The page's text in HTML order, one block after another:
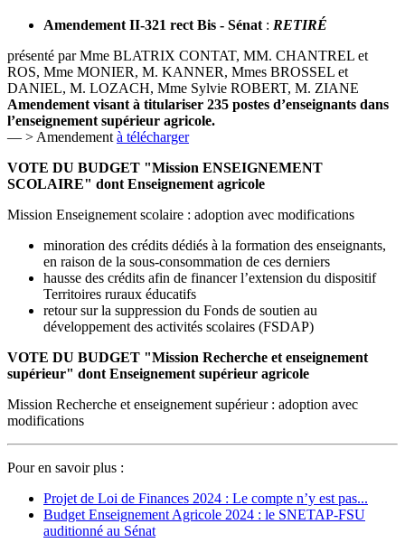
Amendement II-321 rect Bis - Sénat : RETIRÉ
présenté par Mme BLATRIX CONTAT, MM. CHANTREL et
ROS, Mme MONIER, M. KANNER, Mmes BROSSEL et
DANIEL, M. LOZACH, Mme Sylvie ROBERT, M. ZIANE
Amendement visant à titulariser 235 postes d’enseignants dans
l’enseignement supérieur agricole.
— > Amendement à télécharger
VOTE DU BUDGET "Mission ENSEIGNEMENT
SCOLAIRE" dont Enseignement agricole
Mission Enseignement scolaire : adoption avec modifications
minoration des crédits dédiés à la formation des enseignants,
en raison de la sous-consommation de ces derniers
hausse des crédits afin de financer l’extension du dispositif
Territoires ruraux éducatifs
retour sur la suppression du Fonds de soutien au
développement des activités scolaires (FSDAP)
VOTE DU BUDGET "Mission Recherche et enseignement
supérieur" dont Enseignement supérieur agricole
Mission Recherche et enseignement supérieur : adoption avec
modifications
Pour en savoir plus :
Projet de Loi de Finances 2024 : Le compte n’y est pas...
Budget Enseignement Agricole 2024 : le SNETAP-FSU
auditionné au Sénat